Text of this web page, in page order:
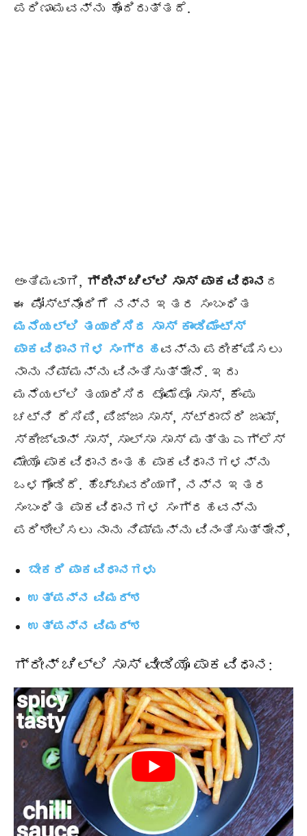
ಪರಿಣಾಮವನ್ನು ಹೊಂದಿರುತ್ತದೆ.
ಅಂತಿಮವಾಗಿ, ಗ್ರೀನ್ ಚಿಲ್ಲಿ ಸಾಸ್ ಪಾಕವಿಧಾನ ದ
ಈ ಪೋಸ್ಟ್‌ನೊಂದಿಗೆ ನನ್ನ ಇತರ ಸಂಬಂಧಿತ
ಮನೆಯಲ್ಲಿ ತಯಾರಿಸಿದ ಸಾಸ್ ಕಾಂಡಿಮೆಂಟ್ಸ್
ಪಾಕವಿಧಾನಗಳ ಸಂಗ್ರಹವನ್ನು ಪರೀಕ್ಷಿಸಲು
ನಾನು ನಿಮ್ಮನ್ನು ವಿನಂತಿಸುತ್ತೇನೆ. ಇದು
ಮನೆಯಲ್ಲಿ ತಯಾರಿಸಿದ ಟೊಮೆಟೊ ಸಾಸ್, ಕೆಂಪು
ಚಟ್ನಿ ರೆಸಿಪಿ, ಪಿಜ್ಜಾ ಸಾಸ್, ಸ್ಟ್ರಾಬೆರಿ ಜಾಮ್,
ಸ್ಕೀಜ್ವಾನ್ ಸಾಸ್, ಸಾಲ್ಸಾ ಸಾಸ್ ಮತ್ತು ಎಗ್ಲೆಸ್
ಮೇಯೊ ಪಾಕವಿಧಾನದಂತಹ ಪಾಕವಿಧಾನಗಳನ್ನು
ಒಳಗೊಂಡಿದೆ. ಹೆಚ್ಚುವರಿಯಾಗಿ, ನನ್ನ ಇತರ
ಸಂಬಂಧಿತ ಪಾಕವಿಧಾನಗಳ ಸಂಗ್ರಹವನ್ನು
ಪರಿಶೀಲಿಸಲು ನಾನು ನಿಮ್ಮನ್ನು ವಿನಂತಿಸುತ್ತೇನೆ,
ಬೇಕರಿ ಪಾಕವಿಧಾನಗಳು
ಉತ್ಪನ್ನ ವಿಮರ್ಶ
ಉತ್ಪನ್ನ ವಿಮರ್ಶ
ಗ್ರೀನ್ ಚಿಲ್ಲಿ ಸಾಸ್ ವೀಡಿಯೊ ಪಾಕವಿಧಾನ: